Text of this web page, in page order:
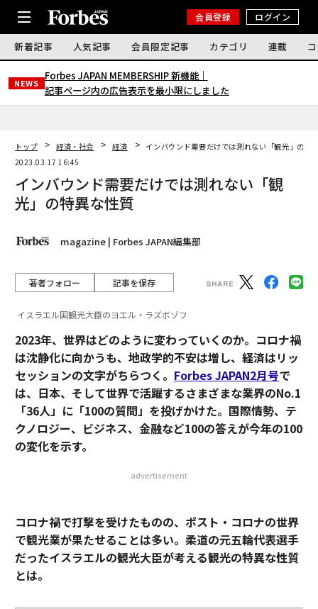
会員登録 ログイン
新着記事 人気記事 会員限定記事 カテゴリ 連載
NEWS
Forbes JAPAN MEMBERSHIP 新機能｜
記事ページ内の広告表示を最小限にしました
トップ 経済・社会 経済
インバウンド需要だけでは測れない「観光」の特
2023.03.17 16:45
インバウンド需要だけでは測れない「観
光」の特異な性質
magazine | Forbes JAPAN編集部
著者フォロー 記事を保存
イスラエル国観光大臣のヨエル・ラズボゾフ
2023年、世界はどのように変わっていくのか。コロナ禍
は沈静化に向かうも、地政学的不安は増し、経済はリッ
セッションの文字がちらつく。 Forbes JAPAN2月号で
は、日本、そして世界で活躍するさまざまな業界のNo.1
「36人」に「100の質問」を投げかけた。国際情勢、テ
クノロジー、ビジネス、金融など100の答えが今年の100
の変化を示す。
advertisement
コロナ禍で打撃を受けたものの、ポスト・コロナの世界
で観光業が果たせることは多い。柔道の元五輪代表選手
だったイスラエルの観光大臣が考える観光の特異な性質
とは。